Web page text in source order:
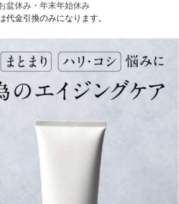
盆休み・年末年始休み
代金引換のみになります。